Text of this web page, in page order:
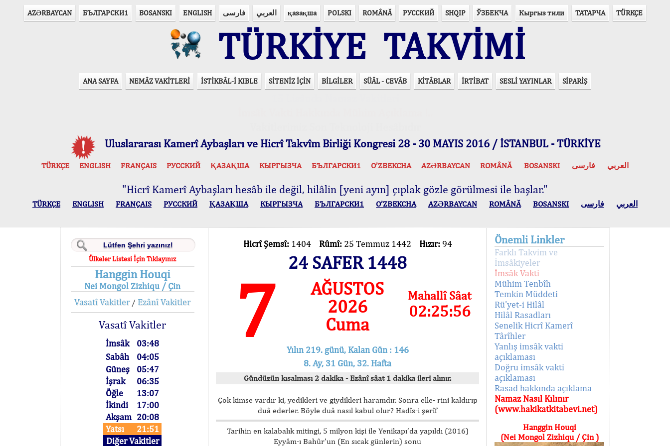
AZӘRBAYCAN БЪЛГАРСКИ1 BOSANSKI ENGLISH فارسی العربي қазақша POLSKI ROMÂNĂ РУССКИЙ SHQIP ЎЗБЕКЧА Кыргыз тили ТАТАРЧА TÜRKÇE
TÜRKİYE TAKVİMİ
ANA SAYFA NEMÂZ VAKİTLERİ İSTİKBÂL-İ KIBLE SİTENİZ İÇİN BİLGİLER SÜÂL - CEVÂB KİTÂBLAR İRTİBAT SESLİ YAYINLAR SİPARİŞ
Uluslararası Kamerî Aybaşları ve Hicrî Takvîm Birliği Kongresi 28 - 30 MAYIS 2016 / İSTANBUL - TÜRKİYE
TÜRKÇE ENGLISH FRANÇAIS РУССКИЙ ҚАЗАҚША КЫPГЫЗЧA БЪЛГАРСКИ1 O’ZBEKCHA AZӘRBAYCAN ROMÂNĂ BOSANSKI العربي فارسی
"Hicrî Kamerî Aybaşları hesâb ile değil, hilâlin [yeni ayın] çıplak gözle görülmesi ile başlar."
TÜRKÇE ENGLISH FRANÇAIS РУССКИЙ ҚАЗАҚША КЫPГЫЗЧA БЪЛГАРСКИ1 O’ZBEKCHA AZӘRBAYCAN ROMÂNĂ BOSANSKI العربي فارسی
Ülkeler Listesi İçin Tıklayınız
Hanggin Houqi
Nei Mongol Zizhiqu / Çin
Vasatî Vakitler/ Ezânî Vakitler
Vasatî Vakitler
İmsâk
03:48
Sabâh
04:05
Güneş
05:47
İşrak
06:35
Öğle
13:07
İkindi
17:00
Akşam 20:08
Yatsı
21:51
Diğer Vakitler
Hicrî Şemsî: 1404 Rûmî: 25 Temmuz 1442 Hızır: 94
24 SAFER 1448
7
AĞUSTOS
2026
Cuma
Mahallî Sâat
02:25:56
Yılın 219. günü, Kalan Gün : 146
8. Ay, 31 Gün, 32. Hafta
Gündüzün kısalması 2 dakika - Ezânî sâat 1 dakika ileri alınır.
Çok kimse vardır ki, yedikleri ve giydikleri haramdır. Sonra elle- rini kaldırıp
duâ ederler. Böyle duâ nasıl kabul olur? Hadîs-i şerîf
Tarihin en kalabalık mitingi, 5 milyon kişi ile Yenikapı’da yapıldı (2016)
Eyyâm-ı Bahûr’un (En sıcak günlerin) sonu
Önemli Linkler
Farklı Takvim ve
İmsâkiyeler
İmsâk Vakti
Mühim Tenbîh
Temkin Müddeti
Rü'yet-i Hilâl
Hilâl Rasadları
Senelik Hicrî Kamerî
Târîhler
Yanlış imsâk vakti
açıklaması
Doğru imsâk vakti
açıklaması
Rasad hakkında açıklama
Namaz Nasıl Kılınır
(www.hakikatkitabevi.net)
Hanggin Houqi
(Nei Mongol Zizhiqu / Çin )